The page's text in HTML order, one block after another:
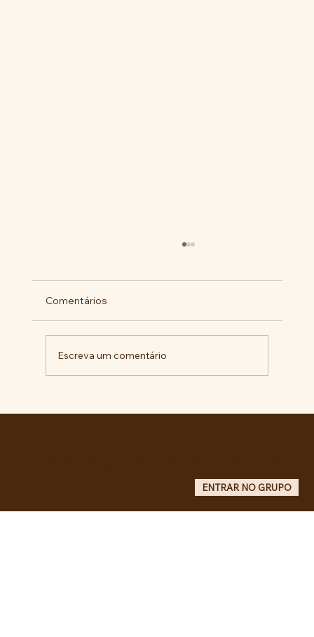
Comentários
Escreva um comentário
ENTRAR NO GRUPO